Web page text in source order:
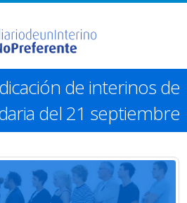
de interinos de
del 21 septiembre